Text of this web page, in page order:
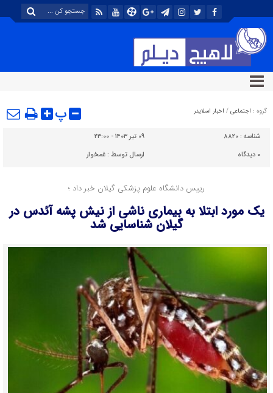
گروه : اجتماعی / اخبار اسلایدر پ
شناسه : ۸۸۲۰
۰۹ تیر ۱۴۰۳ - ۲۳:۰۰
۰ دیدگاه ارسال توسط :غمخوار
رییس دانشگاه علوم پزشکی گیلان خبر داد ؛
یک مورد ابتلا به بیماری ناشی از نیش پشه آئدس در
گیلان شناسایی شد